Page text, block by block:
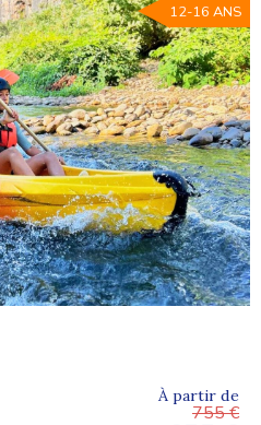
12-16 ANS
À partir de
755 €